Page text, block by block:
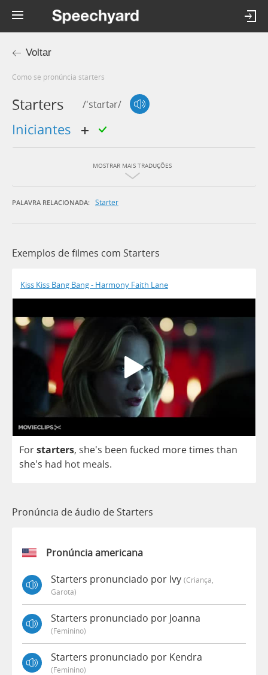
Voltar
Como se pronúncia starters
Starters /'stɑrtər/
iniciantes
MOSTRAR MAIS TRADUÇÕES
PALAVRA RELACIONADA: Starter
Exemplos de filmes com Starters
Kiss Kiss Bang Bang - Harmony Faith Lane
Forstarters, she's been fucked moretimes than
she's had hot meals.
Pronúncia de áudio de Starters
Pronúncia americana
Starters pronunciado por Ivy (criança,
Garota)
Starters pronunciado por Joanna
(feminino)
Starters pronunciado por Kendra
(feminino)